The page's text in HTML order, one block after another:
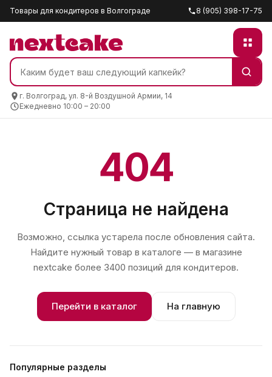
Товары для кондитеров в Волгограде 8 (905) 398-17-75
г. Волгоград, ул. 8-й Воздушной Армии, 14
Ежедневно 10:00 – 20:00
404
Страница не найдена
Возможно, ссылка устарела после обновления сайта.
Найдите нужный товар в каталоге — в магазине
nextcake более 3400 позиций для кондитеров.
Перейти в каталог На главную
Популярные разделы